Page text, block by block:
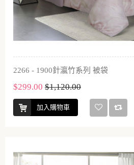
2266 - 1900針瀛竹系列 被袋
$299.00 $1,120.00
加入購物車